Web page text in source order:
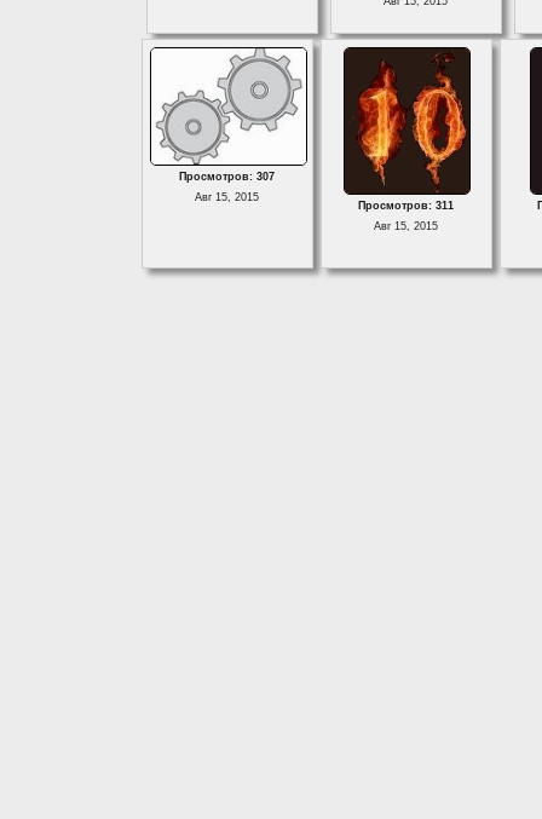
Просмотров: 307
Авг 15, 2015
Просмотров: 311
Авг 15, 2015